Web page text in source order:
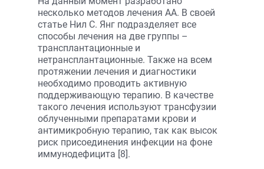
несколько методов лечения АА. В своей
статье Нил С. Янг подразделяет все
способы лечения на две группы –
трансплантационные и
нетрансплантационные. Также на всем
протяжении лечения и диагностики
необходимо проводить активную
поддерживающую терапию. В качестве
такого лечения используют трансфузии
облученными препаратами крови и
антимикробную терапию, так как высок
риск присоединения инфекции на фоне
иммунодефицита [8].